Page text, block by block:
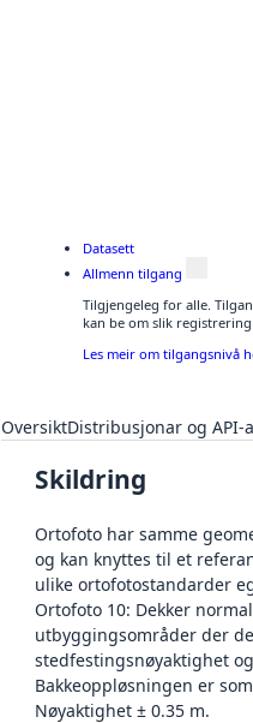
Datasett
Allmenn tilgang
Tilgjengeleg for alle.
kan be om slik
Les meir om tilgangsnivå
OversiktDistribusjonar og API-
Skildring
Ortofoto har samme
og kan knyttes til et
ulike ortofotostandarder
Ortofoto 10: Dekker
utbyggingsområder der
stedfestingsnøyaktighet
Bakkeoppløsningen er
Nøyaktighet ± 0.35 m.